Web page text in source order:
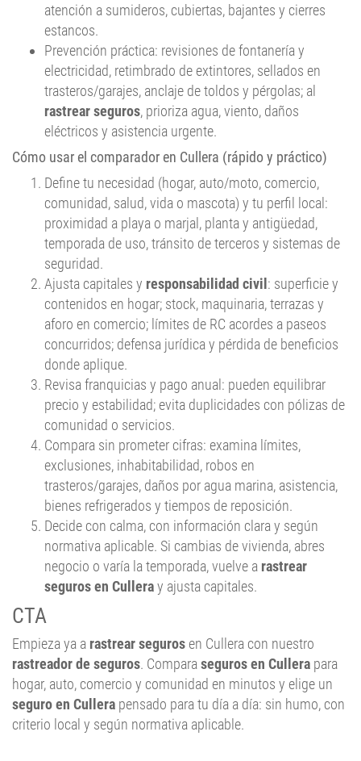
atención a sumideros, cubiertas, bajantes y cierres
estancos.
Prevención práctica: revisiones de fontanería y
electricidad, retimbrado de extintores, sellados en
trasteros/garajes, anclaje de toldos y pérgolas; al
rastrear seguros, prioriza agua, viento, daños
eléctricos y asistencia urgente.
Cómo usar el comparador en Cullera (rápido y práctico)
Define tu necesidad (hogar, auto/moto, comercio,
comunidad, salud, vida o mascota) y tu perfil local:
proximidad a playa o marjal, planta y antigüedad,
temporada de uso, tránsito de terceros y sistemas de
seguridad.
Ajusta capitales y responsabilidad civil : superficie y
contenidos en hogar; stock, maquinaria, terrazas y
aforo en comercio; límites de RC acordes a paseos
concurridos; defensa jurídica y pérdida de beneficios
donde aplique.
Revisa franquicias y pago anual: pueden equilibrar
precio y estabilidad; evita duplicidades con pólizas de
comunidad o servicios.
Compara sin prometer cifras: examina límites,
exclusiones, inhabitabilidad, robos en
trasteros/garajes, daños por agua marina, asistencia,
bienes refrigerados y tiempos de reposición.
Decide con calma, con información clara y según
normativa aplicable. Si cambias de vivienda, abres
negocio o varía la temporada, vuelve a rastrear
seguros en Culleray ajusta capitales.
CTA
Empieza ya a rastrear seguros en Cullera con nuestro
rastreador de seguros. Comparaseguros en Cullera para
hogar, auto, comercio y comunidad en minutos y elige un
seguro en Cullera pensado para tu día a día: sin humo, con
criterio local y según normativa aplicable.